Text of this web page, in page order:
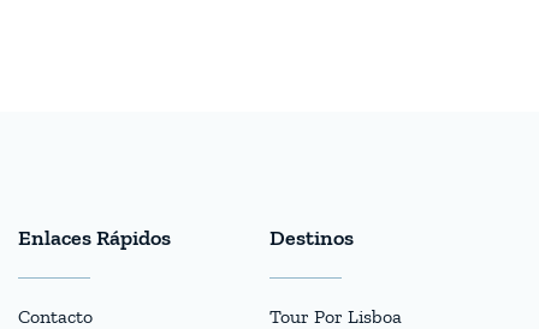
Enlaces Rápidos
Contacto
Destinos
Tour Por Lisboa